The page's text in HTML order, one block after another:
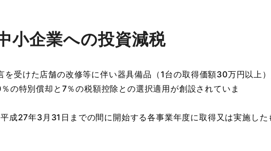
小企業への投資減税
受けた店舗の改修等に伴い器具備品（1台の取得価額30万円以上
の特別償却と7％の税額控除との選択適用が創設されていま
27年3月31日までの間に開始する各事業年度に取得又は実施した